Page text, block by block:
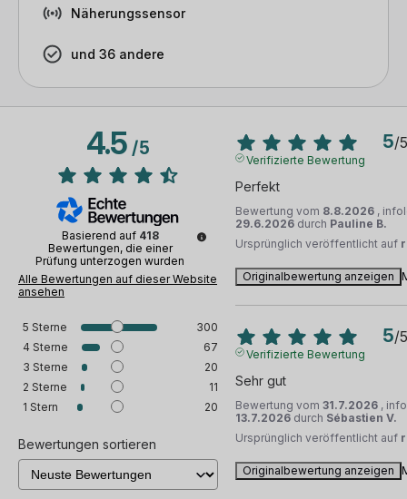
Näherungssensor
und 36 andere
4.5/5
Basierend auf 418
Bewertungen, die einer
Prüfung unterzogen wurden
Alle Bewertungen auf dieser Website
ansehen
5 Sterne
300
4 Sterne
67
3 Sterne
20
2 Sterne
11
1 Stern 20
Bewertungen sortieren
5/5
Verifizierte Bewertung
Perfekt
Bewertung vom 8.8.2026 ,
29.6.2026 durch Pauline B.
Ursprünglich veröffentlicht auf
Originalbewertung anzeigen
5/5
Verifizierte Bewertung
Sehr gut
Bewertung vom 31.7.2026 ,
13.7.2026 durch Sébastien V.
Ursprünglich veröffentlicht auf
Originalbewertung anzeigen